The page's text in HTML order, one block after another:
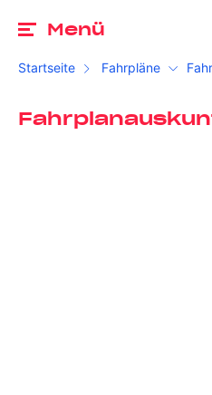
Menü
Startseite Fahrpläne